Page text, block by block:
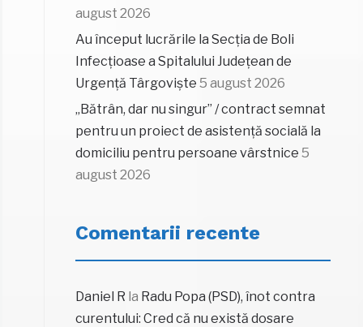
august 2026
Au început lucrările la Secția de Boli
Infecțioase a Spitalului Județean de
Urgență Târgoviște 5 august 2026
„Bătrân, dar nu singur” / contract semnat
pentru un proiect de asistență socială la
domiciliu pentru persoane vârstnice 5
august 2026
Comentarii recente
Daniel R la Radu Popa (PSD), înot contra
curentului: Cred că nu există dosare